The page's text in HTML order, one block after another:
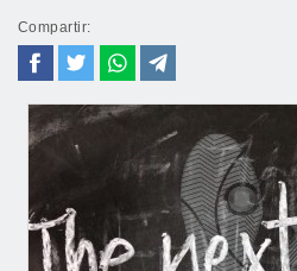
Compartir: